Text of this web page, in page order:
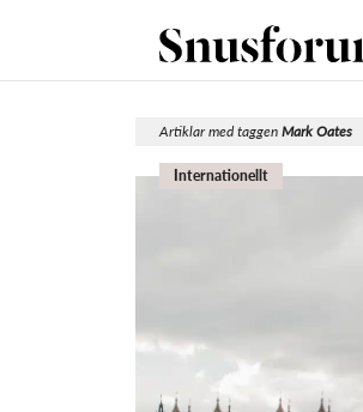
Artiklar med taggenMark Oates
Internationellt